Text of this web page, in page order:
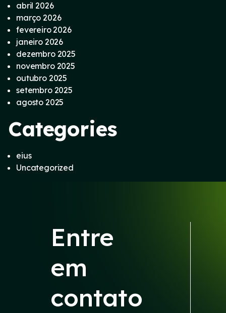
abril 2026
março 2026
fevereiro 2026
janeiro 2026
dezembro 2025
novembro 2025
outubro 2025
setembro 2025
agosto 2025
Categories
eius
Uncategorized
Entre
em
contato